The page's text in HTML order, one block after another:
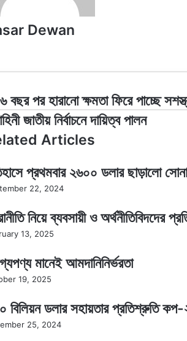
Dewan
বছর পর হারানো ক্ষমতা ফিরে পাচ্ছে
জাতীয় নির্বাচনে দায়িত্ব পালন
Articles
প্রথমবার ২৬০০ ডলার ছাড়ালো
22, 2024
নিয়ে ব্যবসায়ী ও অর্থনীতিবিদদের
13, 2025
মানেই আমদানিনির্ভরতা
19, 2025
বিলিয়ন ডলার সহায়তার প্রতিশ্রুতি
25, 2024